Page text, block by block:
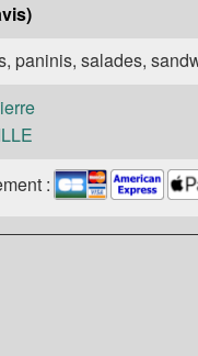
paninis, salades,
: